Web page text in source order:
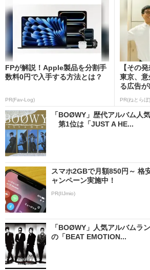
FPが解説！Apple製品を分割手
数料0円で入手する方法とは？
PR(Fav-Log)
【その
東京、
る広告が
PR(ねとらぼ)
「BOØWY」歴代アルバム人
第1位は「JUST A HE...
スマホ2GBで月額850円～ 格
ャンペーン実施中！
PR(IIJmio)
「BOØWY」人気アルバム
の「BEAT EMOTION...